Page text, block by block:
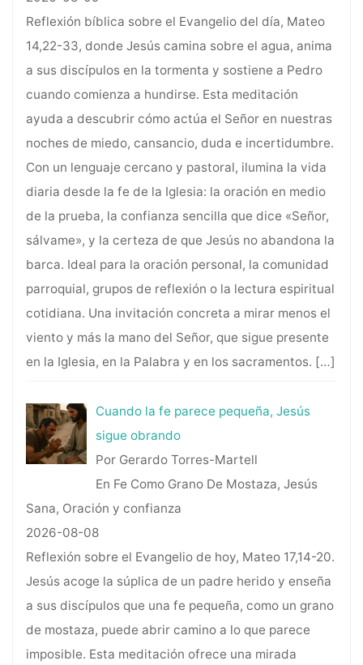
Reflexión bíblica sobre el Evangelio del día, Mateo
14,22-33, donde Jesús camina sobre el agua, anima
a sus discípulos en la tormenta y sostiene a Pedro
cuando comienza a hundirse. Esta meditación
ayuda a descubrir cómo actúa el Señor en nuestras
noches de miedo, cansancio, duda e incertidumbre.
Con un lenguaje cercano y pastoral, ilumina la vida
diaria desde la fe de la Iglesia: la oración en medio
de la prueba, la confianza sencilla que dice «Señor,
sálvame», y la certeza de que Jesús no abandona la
barca. Ideal para la oración personal, la comunidad
parroquial, grupos de reflexión o la lectura espiritual
cotidiana. Una invitación concreta a mirar menos el
viento y más la mano del Señor, que sigue presente
en la Iglesia, en la Palabra y en los sacramentos. […]
Cuando la fe parece pequeña, Jesús
sigue obrando
Por Gerardo Torres-Martell
En Fe Como Grano De Mostaza, Jesús
Sana, Oración y confianza
2026-08-08
Reflexión sobre el Evangelio de hoy, Mateo 17,14-20.
Jesús acoge la súplica de un padre herido y enseña
a sus discípulos que una fe pequeña, como un grano
de mostaza, puede abrir camino a lo que parece
imposible. Esta meditación ofrece una mirada